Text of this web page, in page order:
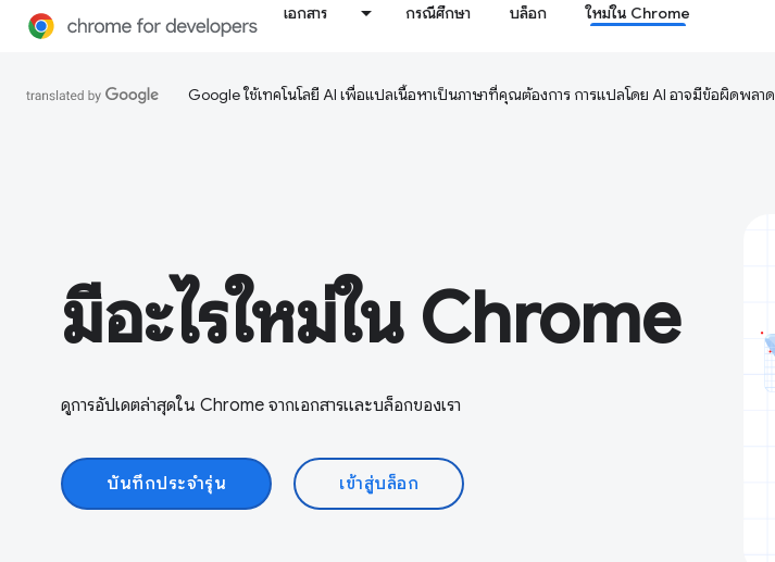
เอกสาร กรณีศึกษา บล็อก ใหม่ใน Chrome
Google ใช้เทคโนโลยี AI เพื่อแปลเนื้อหาเป็นภาษาที่คุณต้องการ การแปลโดย AI อาจมีข้อผิดพลาด
มีอะไรใหม่ใน Chrome
ดูการอัปเดตล่าสุดใน Chrome จากเอกสารและบล็อกของเรา
บันทึกประจำรุ่น เข้าสู่บล็อก